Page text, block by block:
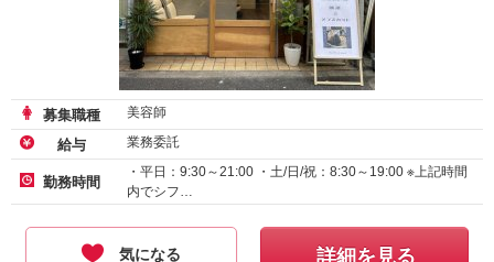
募集職種 美容師
給与 業務委託
勤務時間
・平日：9:30～21:00 ・土/日/祝：8:30～19:00 ※上記時間
内でシフ…
気になる 詳細を見る